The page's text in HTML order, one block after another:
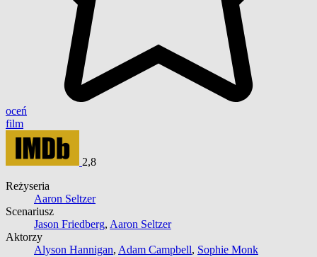
oceń
film
2,8
Reżyseria
Aaron Seltzer
Scenariusz
Jason Friedberg, Aaron Seltzer
Aktorzy
Alyson Hannigan, Adam Campbell, Sophie Monk